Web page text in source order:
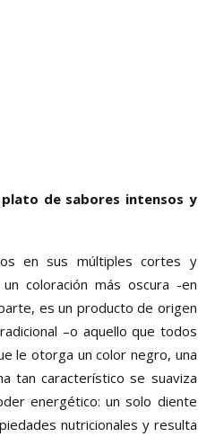
de sabores intensos y
en sus múltiples cortes y
coloración más oscura -en
es un producto de origen
–o aquello que todos
le otorga un color negro, una
tan característico se suaviza
energético: un solo diente
nutricionales y resulta